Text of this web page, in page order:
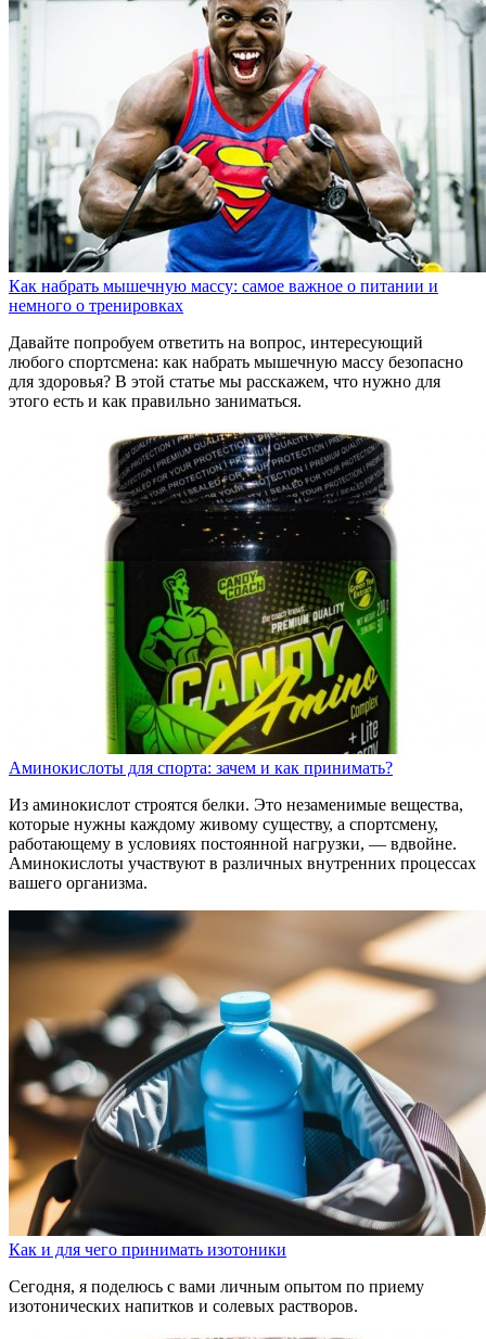
Как набрать мышечную массу: самое важное о питании и
немного о тренировках
Давайте попробуем ответить на вопрос, интересующий
любого спортсмена: как набрать мышечную массу безопасно
для здоровья? В этой статье мы расскажем, что нужно для
этого есть и как правильно заниматься.
Аминокислоты для спорта: зачем и как принимать?
Из аминокислот строятся белки. Это незаменимые вещества,
которые нужны каждому живому существу, а спортсмену,
работающему в условиях постоянной нагрузки, — вдвойне.
Аминокислоты участвуют в различных внутренних процессах
вашего организма.
Как и для чего принимать изотоники
Сегодня, я поделюсь с вами личным опытом по приему
изотонических напитков и солевых растворов.